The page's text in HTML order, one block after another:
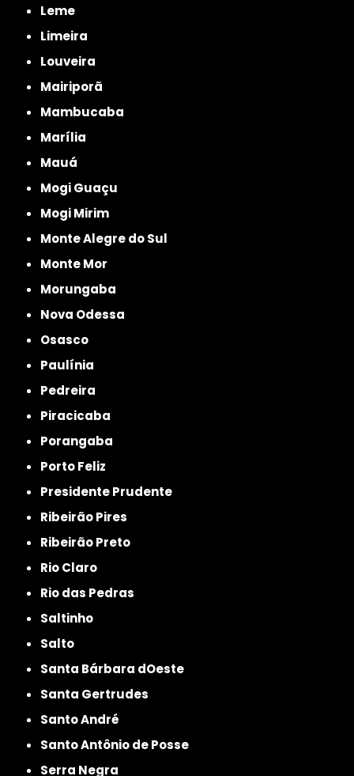
Leme
Limeira
Louveira
Mairiporã
Mambucaba
Marília
Mauá
Mogi Guaçu
Mogi Mirim
Monte Alegre do Sul
Monte Mor
Morungaba
Nova Odessa
Osasco
Paulínia
Pedreira
Piracicaba
Porangaba
Porto Feliz
Presidente Prudente
Ribeirão Pires
Ribeirão Preto
Rio Claro
Rio das Pedras
Saltinho
Salto
Santa Bárbara dOeste
Santa Gertrudes
Santo André
Santo Antônio de Posse
Serra Negra